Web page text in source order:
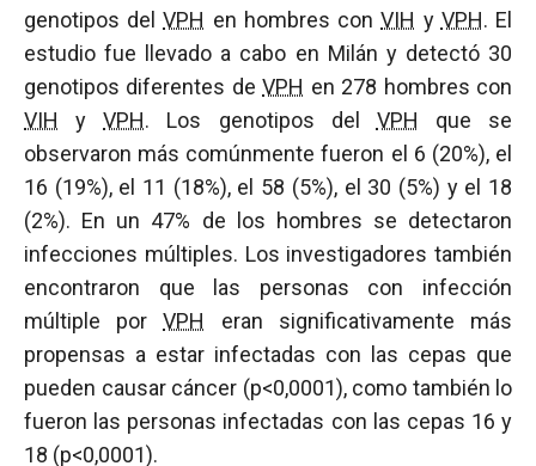
genotipos delVPH en hombres conVIH y VPH. El
estudio fue llevado a cabo en Milán y detectó 30
genotipos diferentes deVPH en 278 hombres con
VIH yVPH. Los genotipos del VPH que se
observaron más comúnmente fueron el 6 (20%), el
16 (19%), el 11 (18%), el 58 (5%), el 30 (5%) y el 18
(2%). En un 47% de los hombres se detectaron
infecciones múltiples. Los investigadores también
encontraron que las personas con infección
múltiple porVPH
eran significativamente más
propensas a estar infectadas con las cepas que
pueden causar cáncer (p<0,0001), como también lo
fueron las personas infectadas con las cepas 16 y
18 (p<0,0001).